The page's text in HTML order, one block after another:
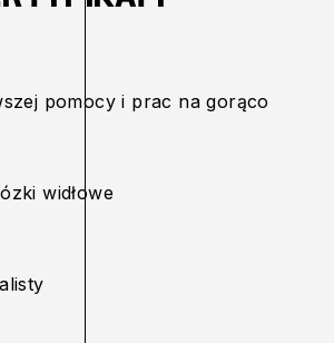
pomocy i prac na gorąco
widłowe